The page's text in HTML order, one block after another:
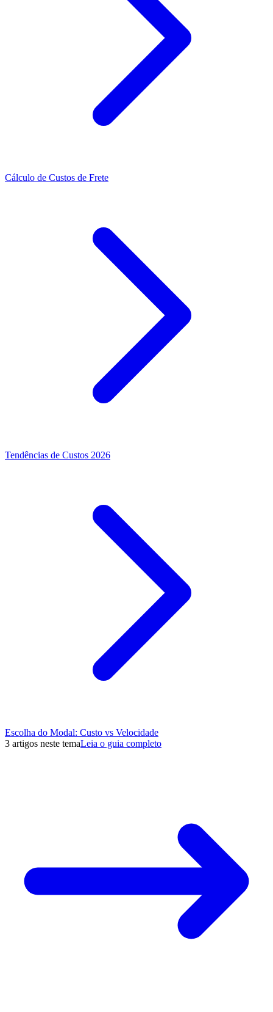
Cálculo de Custos de Frete
Tendências de Custos 2026
Escolha do Modal: Custo vs Velocidade
3 artigos neste temaLeia o guia completo